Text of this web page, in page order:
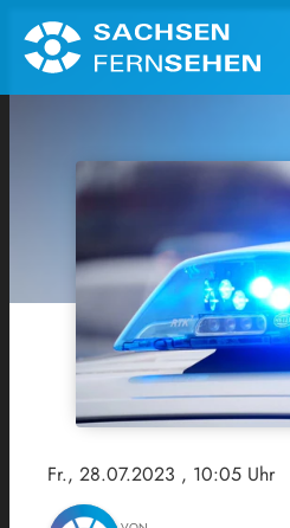
Fr., 28.07.2023 , 10:05 Uhr